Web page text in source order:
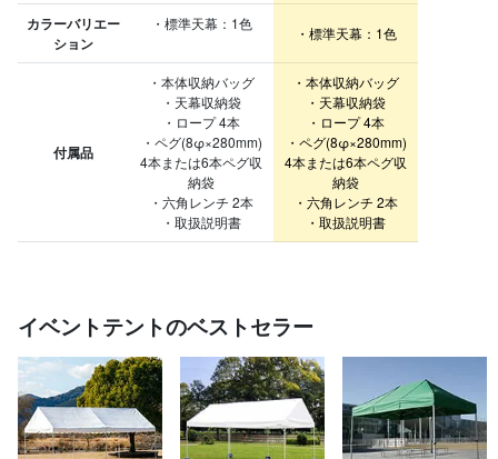
カラーバリエー
ション
・標準天幕：1色
・標準天幕：1色
付属品
・本体収納バッグ
・天幕収納袋
・ロープ 4本
・ペグ(8φ×280mm)
4本または6本ペグ収
納袋
・六角レンチ 2本
・取扱説明書
・本体収納バッグ
・天幕収納袋
・ロープ 4本
・ペグ(8φ×280mm)
4本または6本ペグ収
納袋
・六角レンチ 2本
・取扱説明書
イベントテントのベストセラー